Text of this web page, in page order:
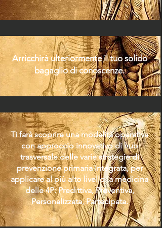
Arricchirà ulteriormente il tuo solido
bagaglio di conoscenze.
Ti farà scoprire una modalità operativa
con approccio innovativo di hub
trasversale delle varie strategie di
prevenzione primaria integrata, per
applicare al più alto livello la medicina
delle 4P: Predittiva, Preventiva,
Personalizzata, Partecipata.